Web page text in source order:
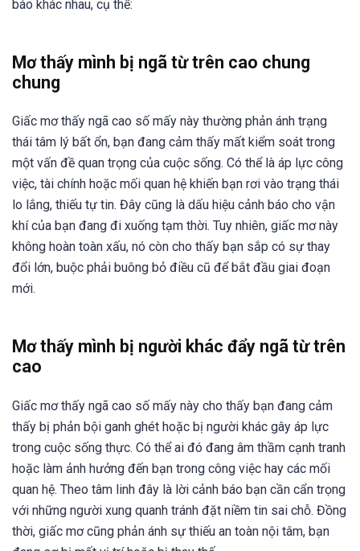
báo khác nhau, cụ thể:
Mơ thấy mình bị ngã từ trên cao chung
chung
Giấc mơ thấy ngã cao số mấy này thường phản ánh trạng
thái tâm lý bất ổn, bạn đang cảm thấy mất kiểm soát trong
một vấn đề quan trọng của cuộc sống. Có thể là áp lực công
việc, tài chính hoặc mối quan hệ khiến bạn rơi vào trạng thái
lo lắng, thiếu tự tin. Đây cũng là dấu hiệu cảnh báo cho vận
khí của bạn đang đi xuống tạm thời. Tuy nhiên, giấc mơ này
không hoàn toàn xấu, nó còn cho thấy bạn sắp có sự thay
đổi lớn, buộc phải buông bỏ điều cũ để bắt đầu giai đoạn
mới.
Mơ thấy mình bị người khác đẩy ngã từ trên
cao
Giấc mơ thấy ngã cao số mấy này cho thấy bạn đang cảm
thấy bị phản bội ganh ghét hoặc bị người khác gây áp lực
trong cuộc sống thực. Có thể ai đó đang âm thầm cạnh tranh
hoặc làm ảnh hưởng đến bạn trong công việc hay các mối
quan hệ. Theo tâm linh đây là lời cảnh báo bạn cần cẩn trọng
với những người xung quanh tránh đặt niềm tin sai chỗ. Đồng
thời, giấc mơ cũng phản ánh sự thiếu an toàn nội tâm, bạn